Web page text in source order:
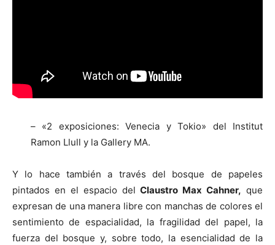
– «2 exposiciones: Venecia y Tokio» del Institut
Ramon Llull y la Gallery MA.
Y lo hace también a través del bosque de papeles
pintados en el espacio delClaustro Max Cahner, que
expresan de una manera libre con manchas de colores el
sentimiento de espacialidad, la fragilidad del papel, la
fuerza del bosque y, sobre todo, la esencialidad de la